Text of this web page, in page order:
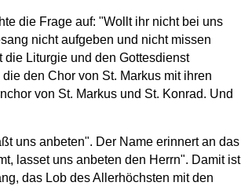
die Frage auf: "Wollt ihr nicht bei uns
nicht aufgeben und nicht missen
Liturgie und den Gottesdienst
den Chor von St. Markus mit ihren
von St. Markus und St. Konrad. Und
uns anbeten". Der Name erinnert an das
lasset uns anbeten den Herrn". Damit ist
das Lob des Allerhöchsten mit den